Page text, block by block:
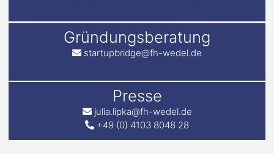
Gründungsberatung
startupbridge@fh-wedel.de
Presse
julia.lipka@fh-wedel.de
+49 (0) 4103 8048 28